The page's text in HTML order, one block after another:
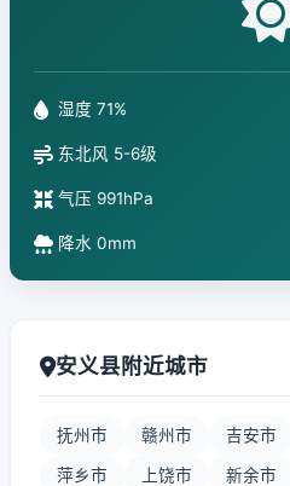
湿度 71%
东北风 5-6级
气压 991hPa
降水 0mm
安义县附近城市
抚州市 赣州市 吉安市
萍乡市 上饶市 新余市